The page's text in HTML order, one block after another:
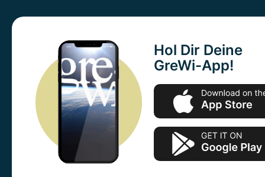
Hol Dir Deine
GreWi-App!